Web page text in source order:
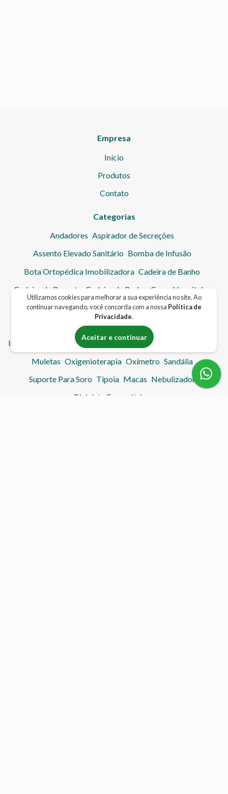
Empresa
Início
Produtos
Contato
Categorias
Andadores Aspirador de Secreções
Assento Elevado Sanitário Bomba de Infusão
Bota Ortopédica Imobilizadora Cadeira de Banho
Cadeira de Resgate
Cadeira de Rodas
Cama Hospitalar
Cinto de Segurança Colchão Hospitalar Coletor de Urina
Elevador de Transferência Escadinha Hospitalar
Imobilizador de Joelho Lavatório Inflável
Muletas Oxigenioterapia Oxímetro Sandália
Suporte Para Soro Tipoia Macas Nebulizador
Bicicleta Ergométrica
Utilizamos cookies para melhorar a sua experiência no site. Ao
continuar navegando, você concorda com a nossa Política de
Privacidade.
Aceitar e continuar